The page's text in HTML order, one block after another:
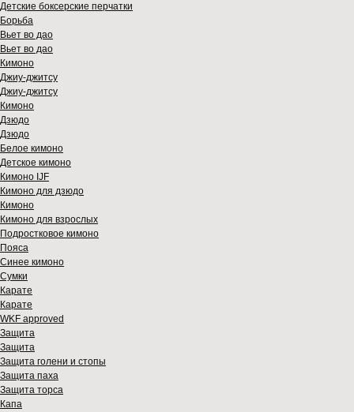
Детские боксерские перчатки
Борьба
Вьет во дао
Вьет во дао
Кимоно
Джиу-джитсу
Джиу-джитсу
Кимоно
Дзюдо
Дзюдо
Белое кимоно
Детское кимоно
Кимоно IJF
Кимоно для дзюдо
Кимоно
Кимоно для взрослых
Подростковое кимоно
Пояса
Синее кимоно
Сумки
Карате
Карате
WKF approved
Защита
Защита
Защита голени и стопы
Защита паха
Защита торса
Капа